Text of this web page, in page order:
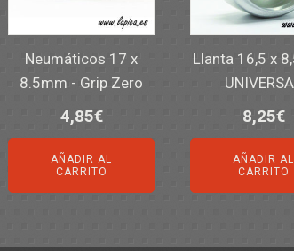
Neumáticos 17 x
8.5mm - Grip Zero
4,85€
AÑADIR AL
CARRITO
Llanta 16,5 x
8,25€
AÑADIR AL
CARRITO